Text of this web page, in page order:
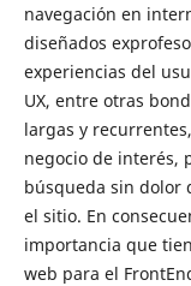
navegación en
diseñados
experiencias del
UX, entre otras
largas y
negocio de interés,
búsqueda sin dolor
el sitio. En
importancia que
web para el